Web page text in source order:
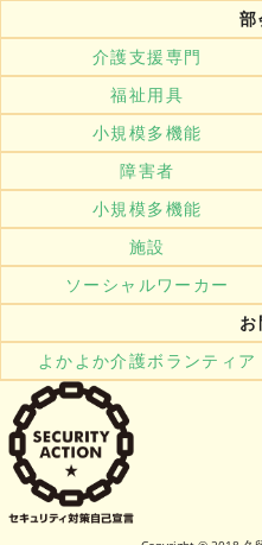
部
介護支援専門
福祉用具
小規模多機能
障害者
小規模多機能
施設
ソーシャルワーカー
よかよか介護ボランティア